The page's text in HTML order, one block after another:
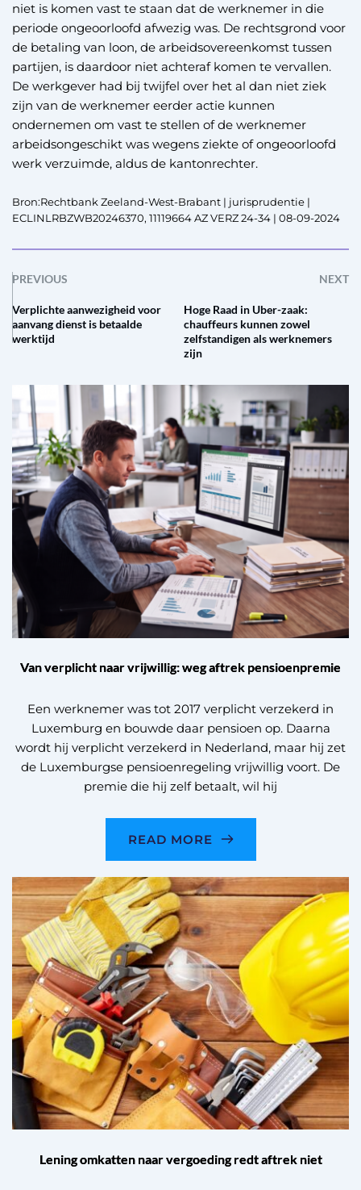
niet is komen vast te staan dat de werknemer in die
periode ongeoorloofd afwezig was. De rechtsgrond voor
de betaling van loon, de arbeidsovereenkomst tussen
partijen, is daardoor niet achteraf komen te vervallen.
De werkgever had bij twijfel over het al dan niet ziek
zijn van de werknemer eerder actie kunnen
ondernemen om vast te stellen of de werknemer
arbeidsongeschikt was wegens ziekte of ongeoorloofd
werk verzuimde, aldus de kantonrechter.
Bron:Rechtbank Zeeland-West-Brabant | jurisprudentie |
ECLINLRBZWB20246370, 11119664 AZ VERZ 24-34 | 08-09-2024
PREVIOUS NEXT
Verplichte aanwezigheid voor
aanvang dienst is betaalde
werktijd
Hoge Raad in Uber-zaak:
chauffeurs kunnen zowel
zelfstandigen als werknemers
zijn
Van verplicht naar vrijwillig: weg aftrek pensioenpremie
Een werknemer was tot 2017 verplicht verzekerd in
Luxemburg en bouwde daar pensioen op. Daarna
wordt hij verplicht verzekerd in Nederland, maar hij zet
de Luxemburgse pensioenregeling vrijwillig voort. De
premie die hij zelf betaalt, wil hij
READ MORE
Lening omkatten naar vergoeding redt aftrek niet